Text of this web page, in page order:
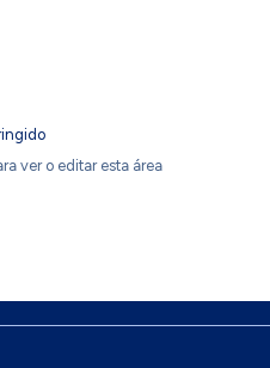
ver o editar esta área